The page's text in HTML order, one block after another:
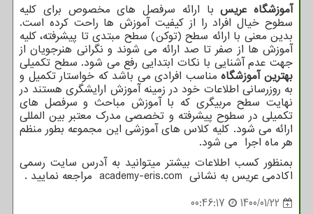
آموزشگاه عریسبا ارائه سرفصل های مخصوص برای کلیه
سطوح خیال افراد را از کیفیت آموزش ها راحت کرده است.
بدین معنی با ارائه سطح (توکن) سطح مبتدی تا پیشرفته، کلیه
آموزش ها از صفر تا صد ارائه می شوند و نگرانی هنرجویان از
جهت عدم آشنایی با نکات ابتدایی رفع می شود. سطح تکمیلی
بهترین آموزشگاه مناسب افرادی می باشد که خواستار تکمیل و
به روزرسانی اطلاعات خود در زمینه آموزش ارایشگری هستند در
نهایت سطح مربیگری که با آموزش مباحث و سرفصل های
تکمیلی در سطوح پیشرفته و تخصصی مدرک معتبر بین المللی
ارائه می شود. کلیه کلاس های آموزشی این مجموعه بطور منظم
هر ماه اجرا می شود.
بمنظور کسب اطلاعات بیشتر میتوانید به آدرس سایت رسمی
اکادمی عریس به نشانی academy-eris.com مراجعه نمایید .
1400/01/22
00:46:17